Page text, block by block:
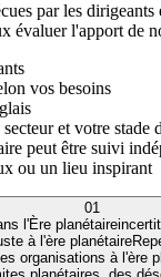
par les dirigeants
évaluer l'apport de
vos besoins
et votre stade
peut être suivi
ou un lieu inspirant
01
l'Ère planétaire
à l'ère planétaire
organisations à l'ère